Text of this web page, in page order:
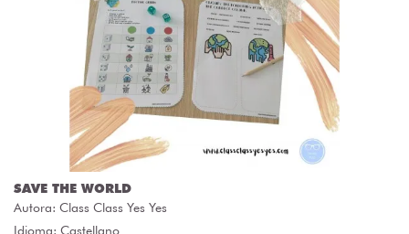
SAVE THE WORLD
Autora: Class Class Yes Yes
Idioma: Castellano